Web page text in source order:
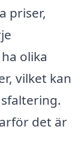
priser,
olika
vilket kan
det är